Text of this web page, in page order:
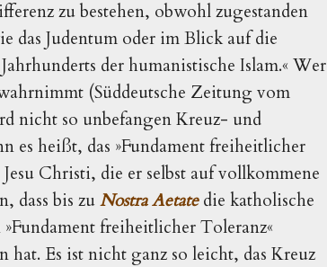
zu bestehen, obwohl zugestanden
das Judentum oder im Blick auf die
der humanistische Islam.« Wer
(Süddeutsche Zeitung vom
nicht so unbefangen Kreuz- und
es heißt, das »Fundament freiheitlicher
Christi, die er selbst auf vollkommene
dass bis zuNostra Aetatedie katholische
freiheitlicher Toleranz«
Es ist nicht ganz so leicht, das Kreuz